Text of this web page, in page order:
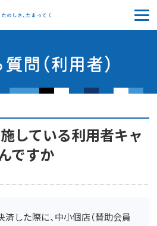
トクPAY
たのしさ、たまってく
問（利用者）
している利用者キャ
ですか
した際に、中小個店（賛助会員